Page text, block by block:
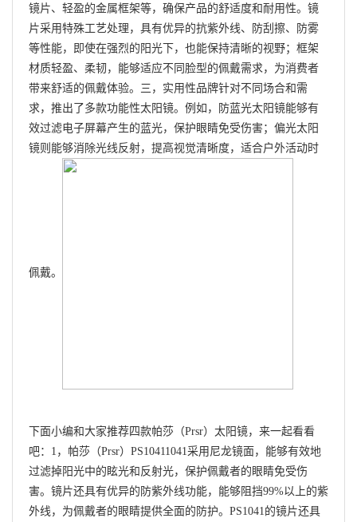
镜片、轻盈的金属框架等，确保产品的舒适度和耐用性。镜
片采用特殊工艺处理，具有优异的抗紫外线、防刮擦、防雾
等性能，即使在强烈的阳光下，也能保持清晰的视野；框架
材质轻盈、柔韧，能够适应不同脸型的佩戴需求，为消费者
带来舒适的佩戴体验。三，实用性品牌针对不同场合和需
求，推出了多款功能性太阳镜。例如，防蓝光太阳镜能够有
效过滤电子屏幕产生的蓝光，保护眼睛免受伤害；偏光太阳
镜则能够消除光线反射，提高视觉清晰度，适合户外活动时
佩戴。
下面小编和大家推荐四款帕莎（Prsr）太阳镜，来一起看看
吧：1，帕莎（Prsr）PS10411041采用尼龙镜面，能够有效地
过滤掉阳光中的眩光和反射光，保护佩戴者的眼睛免受伤
害。镜片还具有优异的防紫外线功能，能够阻挡99%以上的紫
外线，为佩戴者的眼睛提供全面的防护。PS1041的镜片还具